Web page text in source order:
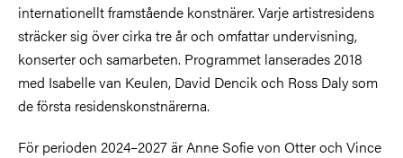
internationellt framstående konstnärer. Varje artistresidens
sträcker sig över cirka tre år och omfattar undervisning,
konserter och samarbeten. Programmet lanserades 2018
med Isabelle van Keulen, David Dencik och Ross Daly som
de första residenskonstnärerna.
För perioden 2024–2027 är Anne Sofie von Otter och Vince